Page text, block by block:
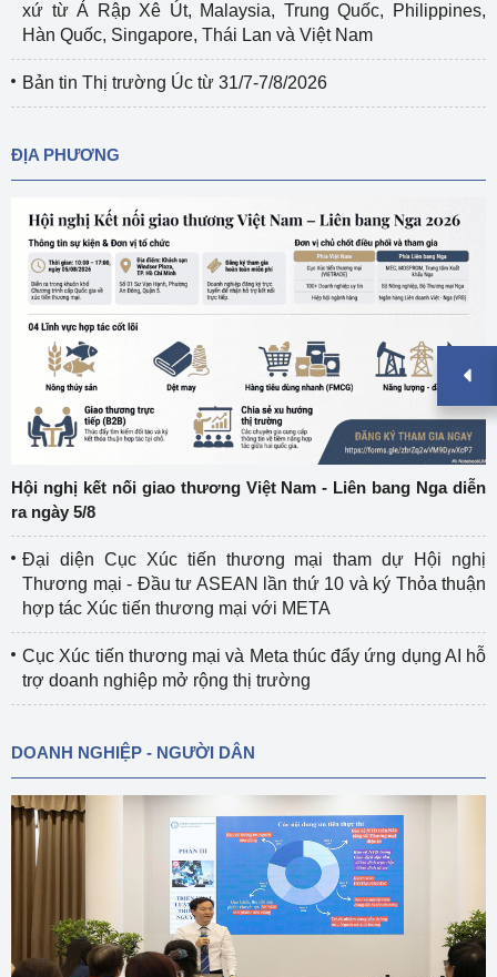
xứ từ Ả Rập Xê Út, Malaysia, Trung Quốc, Philippines,
Hàn Quốc, Singapore, Thái Lan và Việt Nam
Bản tin Thị trường Úc từ 31/7-7/8/2026
ĐỊA PHƯƠNG
Hội nghị kết nối giao thương Việt Nam - Liên bang Nga diễn
ra ngày 5/8
Đại diện Cục Xúc tiến thương mại tham dự Hội nghị
Thương mại - Đầu tư ASEAN lần thứ 10 và ký Thỏa thuận
hợp tác Xúc tiến thương mại với META
Cục Xúc tiến thương mại và Meta thúc đẩy ứng dụng AI hỗ
trợ doanh nghiệp mở rộng thị trường
DOANH NGHIỆP - NGƯỜI DÂN